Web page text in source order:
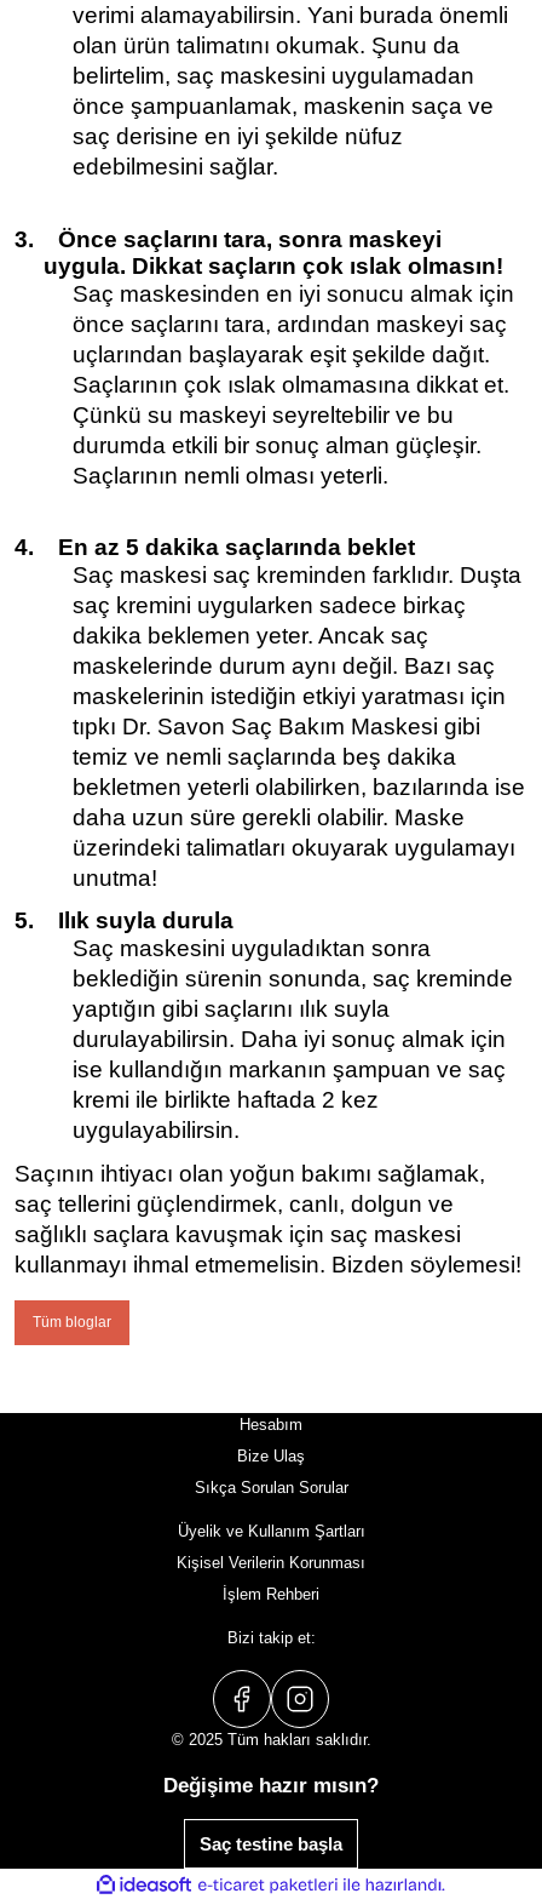
verimi alamayabilirsin. Yani burada önemli
olan ürün talimatını okumak. Şunu da
belirtelim, saç maskesini uygulamadan
önce şampuanlamak, maskenin saça ve
saç derisine en iyi şekilde nüfuz
edebilmesini sağlar.
3.
Önce saçlarını tara, sonra maskeyi
uygula. Dikkat saçların çok ıslak olmasın!
Saç maskesinden en iyi sonucu almak için
önce saçlarını tara, ardından maskeyi saç
uçlarından başlayarak eşit şekilde dağıt.
Saçlarının çok ıslak olmamasına dikkat et.
Çünkü su maskeyi seyreltebilir ve bu
durumda etkili bir sonuç alman güçleşir.
Saçlarının nemli olması yeterli.
4.
En az 5 dakika saçlarında beklet
Saç maskesi saç kreminden farklıdır. Duşta
saç kremini uygularken sadece birkaç
dakika beklemen yeter. Ancak saç
maskelerinde durum aynı değil. Bazı saç
maskelerinin istediğin etkiyi yaratması için
tıpkı Dr. Savon Saç Bakım Maskesi gibi
temiz ve nemli saçlarında beş dakika
bekletmen yeterli olabilirken, bazılarında ise
daha uzun süre gerekli olabilir. Maske
üzerindeki talimatları okuyarak uygulamayı
unutma!
5.
Ilık suyla durula
Saç maskesini uyguladıktan sonra
beklediğin sürenin sonunda, saç kreminde
yaptığın gibi saçlarını ılık suyla
durulayabilirsin. Daha iyi sonuç almak için
ise kullandığın markanın şampuan ve saç
kremi ile birlikte haftada 2 kez
uygulayabilirsin.
Saçının ihtiyacı olan yoğun bakımı sağlamak,
saç tellerini güçlendirmek, canlı, dolgun ve
sağlıklı saçlara kavuşmak için saç maskesi
kullanmayı ihmal etmemelisin. Bizden söylemesi!
Tüm bloglar
Hesabım
Bize Ulaş
Sıkça Sorulan Sorular
Üyelik ve Kullanım Şartları
Kişisel Verilerin Korunması
İşlem Rehberi
Bizi takip et:
© 2025 Tüm hakları saklıdır.
Değişime hazır mısın?
Saç testine başla
ideasoft
e-